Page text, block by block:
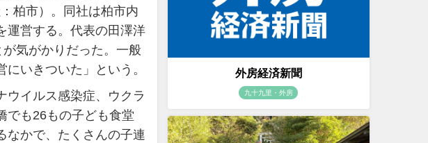
柏市）。同社は柏市内
運営する。代表の田澤洋
気がかりだった。一般
いきついた」という。
イルス感染症、ウクラ
でも26もの子ども食堂
なかで、たくさんの子連
外房経済新聞
九十九里・外房